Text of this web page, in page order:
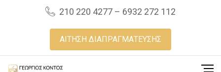
210 220 4277 – 6932 272 112
ΑΙΤΗΣΗ ΔΙΑΠΡΑΓΜΑΤΕΥΣΗΣ